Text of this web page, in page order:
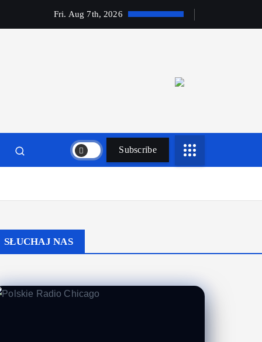
Fri. Aug 7th, 2026
Subscribe
SŁUCHAJ NAS